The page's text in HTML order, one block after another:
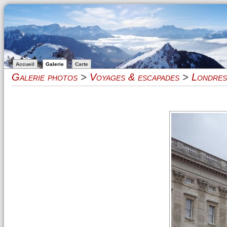
Accueil Galerie Carte
Galerie photos > Voyages & escapades > Londres